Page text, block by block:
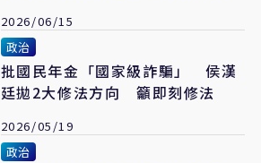
2026/06/15
政治
批國民年金「國家級詐騙」 侯漢
廷拋2大修法方向 籲即刻修法
2026/05/19
政治